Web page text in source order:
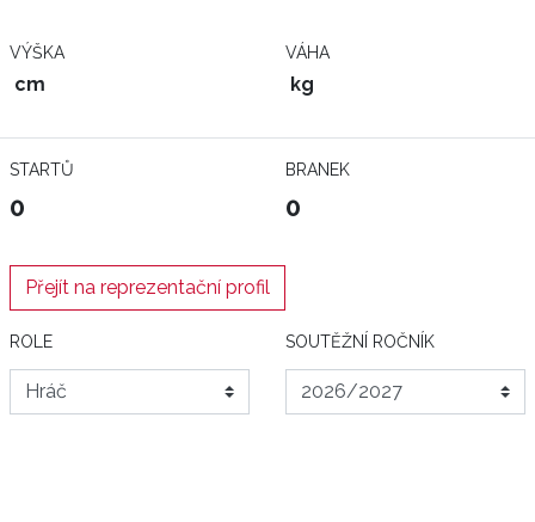
VÝŠKA
cm
VÁHA
kg
STARTŮ
0
BRANEK
0
Přejít na reprezentační profil
ROLE SOUTĚŽNÍ ROČNÍK